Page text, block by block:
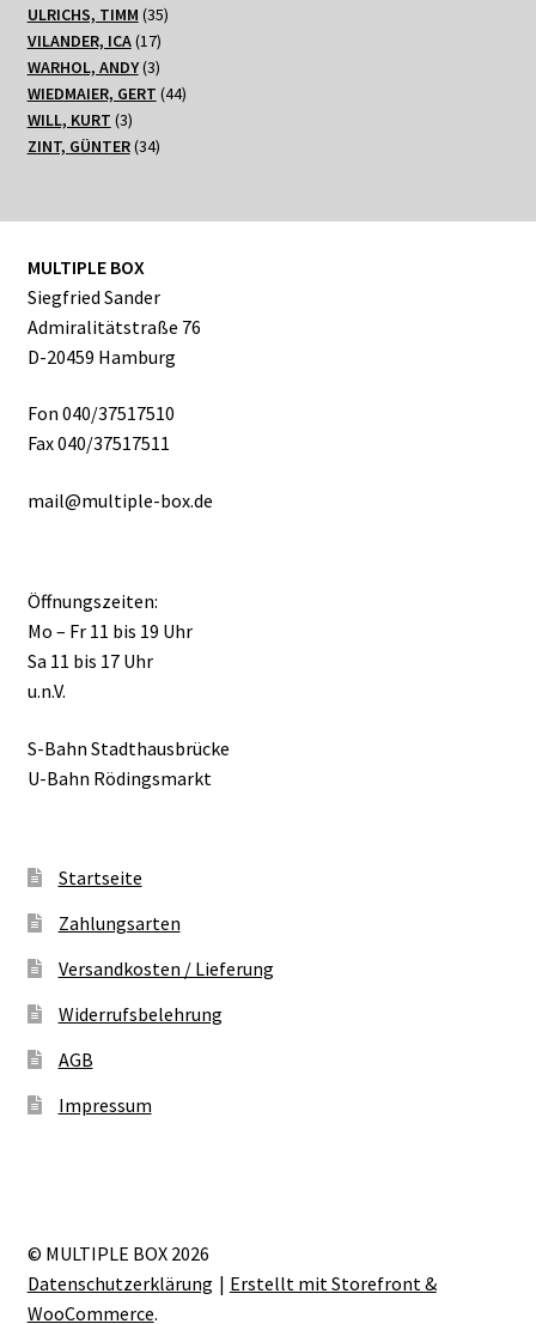
ULRICHS, TIMM 3535
VILANDER, ICA 1717
Produkte
WARHOL, ANDY 33
Produkte
WIEDMAIER, GERT 4444
WILL, KURT 33
Produkte
ZINT, GÜNTER 3434
MULTIPLE BOX
Siegfried Sander
Admiralitätstraße 76
D-20459 Hamburg
Fon 040/37517510
Fax 040/37517511
mail@multiple-box.de
Öffnungszeiten:
Mo – Fr 11 bis 19 Uhr
Sa 11 bis 17 Uhr
u.n.V.
S-Bahn Stadthausbrücke
U-Bahn Rödingsmarkt
Startseite
Zahlungsarten
Versandkosten / Lieferung
Widerrufsbelehrung
AGB
Impressum
© MULTIPLE BOX 2026
Datenschutzerklärung
Erstellt mit Storefront &
WooCommerce.